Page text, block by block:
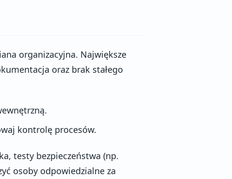
organizacyjna. Największe
oraz brak stałego
kontrolę procesów.
testy bezpieczeństwa (np.
osoby odpowiedzialne za